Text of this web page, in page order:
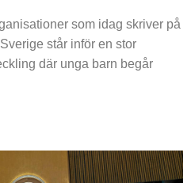
som idag skriver på
står inför en stor
där unga barn begår